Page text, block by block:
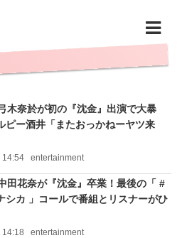
木奈於が初の『沈金』出演で大暴
ピー酒井「またおっかねーヤツ来
14:54 entertainment
田花奈が『沈金』卒業！最後の「 #
シカ 」コールで番組とリスナーがひ
entertainment